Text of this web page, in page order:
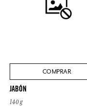
COMPRAR
JABÓN
140 g